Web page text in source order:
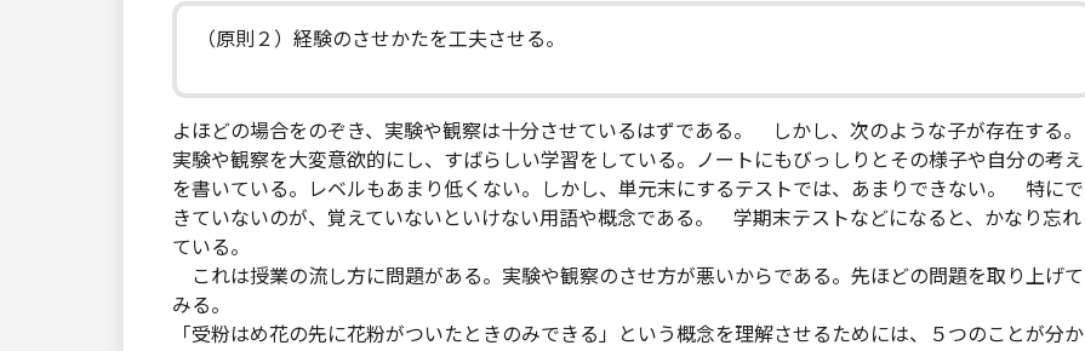
（原則２）経験のさせかたを工夫させる。
よほどの場合をのぞき、実験や観察は十分させているはずである。 しかし、次のような子が存在する。
実験や観察を大変意欲的にし、すばらしい学習をしている。ノートにもびっしりとその様子や自分の考え
を書いている。レベルもあまり低くない。しかし、単元末にするテストでは、あまりできない。 特にで
きていないのが、覚えていないといけない用語や概念である。 学期末テストなどになると、かなり忘れ
ている。
これは授業の流し方に問題がある。実験や観察のさせ方が悪いからである。先ほどの問題を取り上げて
みる。
「受粉はめ花の先に花粉がついたときのみできる」という概念を理解させるためには、５つのことが分か